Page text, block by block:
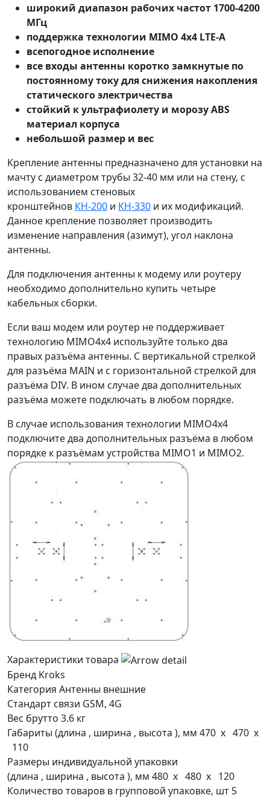
широкий диапазон рабочих частот 1700-4200
МГц
поддержка технологии MIMO 4х4 LTE-A
всепогодное исполнение
все входы антенны коротко замкнутые по
постоянному току для снижения накопления
статического электричества
стойкий к ультрафиолету и морозу ABS
материал корпуса
небольшой размер и вес
Крепление антенны предназначено для установки на
мачту с диаметром трубы 32-40 мм или на стену, с
использованием стеновых
кронштейнов КН-200 и КН-330 и их модификаций.
Данное крепление позволяет производить
изменение направления (азимут), угол наклона
антенны.
Для подключения антенны к модему или роутеру
необходимо дополнительно купить четыре
кабельных сборки.
Если ваш модем или роутер не поддерживает
технологию MIMO4х4 используйте только два
правых разъёма антенны. С вертикальной стрелкой
для разъёма MAIN и с горизонтальной стрелкой для
разъёма DIV. В ином случае два дополнительных
разъёма можете подключать в любом порядке.
В случае использования технологии MIMO4x4
подключите два дополнительных разъёма в любом
порядке к разъёмам устройства MIMO1 и MIMO2.
Характеристики товара
Бренд Kroks
Категория Антенны внешние
Стандарт связи GSM, 4G
Вес брутто 3.6 кг
Габариты (длина , ширина , высота ), мм 470 x 470 x
110
Размеры индивидуальной упаковки
(длина , ширина , высота ), мм 480 x 480 x 120
Количество товаров в групповой упаковке, шт 5